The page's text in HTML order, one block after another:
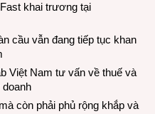
khai trương tại
cầu vẫn đang tiếp tục khan
Việt Nam tư vấn về thuế và
còn phải phủ rộng khắp và